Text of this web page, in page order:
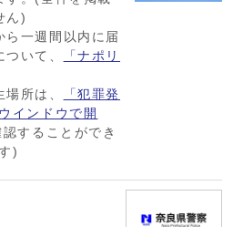
ん)
一週間以内に届
いて、
「ナポリ
所は、
「犯罪発
インドウで開
することができ
)